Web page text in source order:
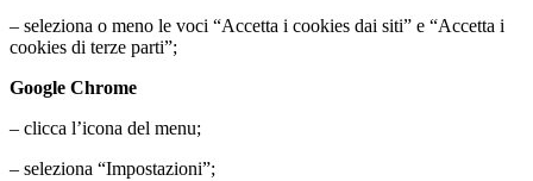
– seleziona o meno le voci “Accetta i cookies dai siti” e “Accetta i
cookies di terze parti”;
Google Chrome
– clicca l’icona del menu;
– seleziona “Impostazioni”;